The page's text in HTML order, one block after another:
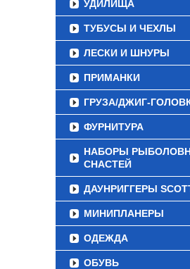
УДИЛИЩА
ТУБУСЫ И ЧЕХЛЫ
ЛЕСКИ И ШНУРЫ
ПРИМАНКИ
ГРУЗА/ДЖИГ-
ФУРНИТУРА
НАБОРЫ
СНАСТЕЙ
ДАУНРИГГЕРЫ
МИНИПЛАНЕРЫ
ОДЕЖДА
ОБУВЬ